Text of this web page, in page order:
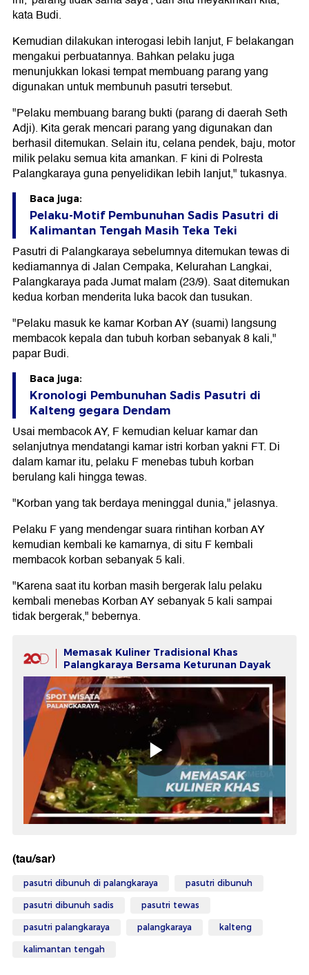
kata Budi.
Kemudian dilakukan interogasi lebih lanjut, F belakangan
mengakui perbuatannya. Bahkan pelaku juga
menunjukkan lokasi tempat membuang parang yang
digunakan untuk membunuh pasutri tersebut.
"Pelaku membuang barang bukti (parang di daerah Seth
Adji). Kita gerak mencari parang yang digunakan dan
berhasil ditemukan. Selain itu, celana pendek, baju, motor
milik pelaku semua kita amankan. F kini di Polresta
Palangkaraya guna penyelidikan lebih lanjut," tukasnya.
Baca juga:
Pelaku-Motif Pembunuhan Sadis Pasutri di
Kalimantan Tengah Masih Teka Teki
Pasutri di Palangkaraya sebelumnya ditemukan tewas di
kediamannya di Jalan Cempaka, Kelurahan Langkai,
Palangkaraya pada Jumat malam (23/9). Saat ditemukan
kedua korban menderita luka bacok dan tusukan.
"Pelaku masuk ke kamar Korban AY (suami) langsung
membacok kepala dan tubuh korban sebanyak 8 kali,"
papar Budi.
Baca juga:
Kronologi Pembunuhan Sadis Pasutri di
Kalteng gegara Dendam
Usai membacok AY, F kemudian keluar kamar dan
selanjutnya mendatangi kamar istri korban yakni FT. Di
dalam kamar itu, pelaku F menebas tubuh korban
berulang kali hingga tewas.
"Korban yang tak berdaya meninggal dunia," jelasnya.
Pelaku F yang mendengar suara rintihan korban AY
kemudian kembali ke kamarnya, di situ F kembali
membacok korban sebanyak 5 kali.
"Karena saat itu korban masih bergerak lalu pelaku
kembali menebas Korban AY sebanyak 5 kali sampai
tidak bergerak," bebernya.
Memasak Kuliner Tradisional Khas
Palangkaraya Bersama Keturunan Dayak
(tau/sar)
pasutri dibunuh di palangkaraya pasutri dibunuh
pasutri dibunuh sadis pasutri tewas
pasutri palangkaraya palangkaraya kalteng
kalimantan tengah